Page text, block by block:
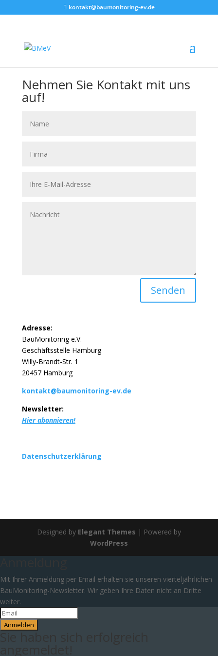
kontakt@baumonitoring-ev.de
Nehmen Sie Kontakt mit uns
auf!
Senden
Adresse:
BauMonitoring e.V.
Geschäftsstelle Hamburg
Willy-Brandt-Str. 1
20457 Hamburg
kontakt@baumonitoring-ev.de
Newsletter:
Hier abonnieren!
Datenschutzerklärung
Designed by Elegant Themes | Powered by
WordPress
Mit Ihrer Anmeldung per Email erhalten sie unseren vierteljährlichen
BauMonitoring-Newsletter. Wir geben Ihre Daten nicht an Dritte
weiter.
Anmelden